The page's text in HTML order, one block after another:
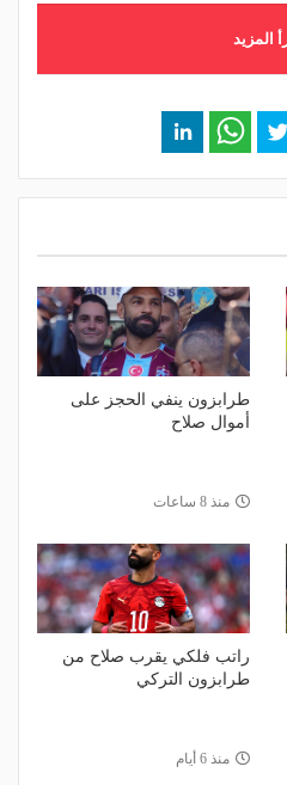
المزيد
طرابزون ينفي الحجز على
أموال صلاح
منذ 8 ساعات
راتب فلكي يقرب صلاح من
طرابزون التركي
منذ 6 أيام